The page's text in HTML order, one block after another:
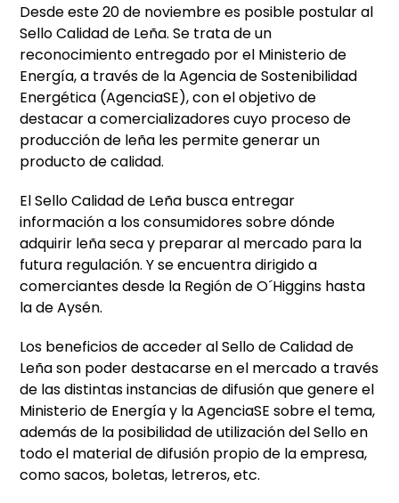
Desde este 20 de noviembre es posible postular al
Sello Calidad de Leña. Se trata de un
reconocimiento entregado por el Ministerio de
Energía, a través de la Agencia de Sostenibilidad
Energética (AgenciaSE), con el objetivo de
destacar a comercializadores cuyo proceso de
producción de leña les permite generar un
producto de calidad.
El Sello Calidad de Leña busca entregar
información a los consumidores sobre dónde
adquirir leña seca y preparar al mercado para la
futura regulación. Y se encuentra dirigido a
comerciantes desde la Región de O´Higgins hasta
la de Aysén.
Los beneficios de acceder al Sello de Calidad de
Leña son poder destacarse en el mercado a través
de las distintas instancias de difusión que genere el
Ministerio de Energía y la AgenciaSE sobre el tema,
además de la posibilidad de utilización del Sello en
todo el material de difusión propio de la empresa,
como sacos, boletas, letreros, etc.